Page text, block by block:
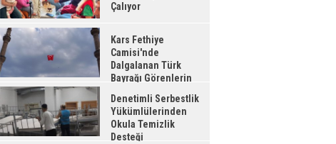
Çalıyor
Kars Fethiye
Camisi'nde
Dalgalanan Türk
Bayrağı Görenlerin
Beğenisini Topladı
Denetimli Serbestlik
Yükümlülerinden
Okula Temizlik
Desteği